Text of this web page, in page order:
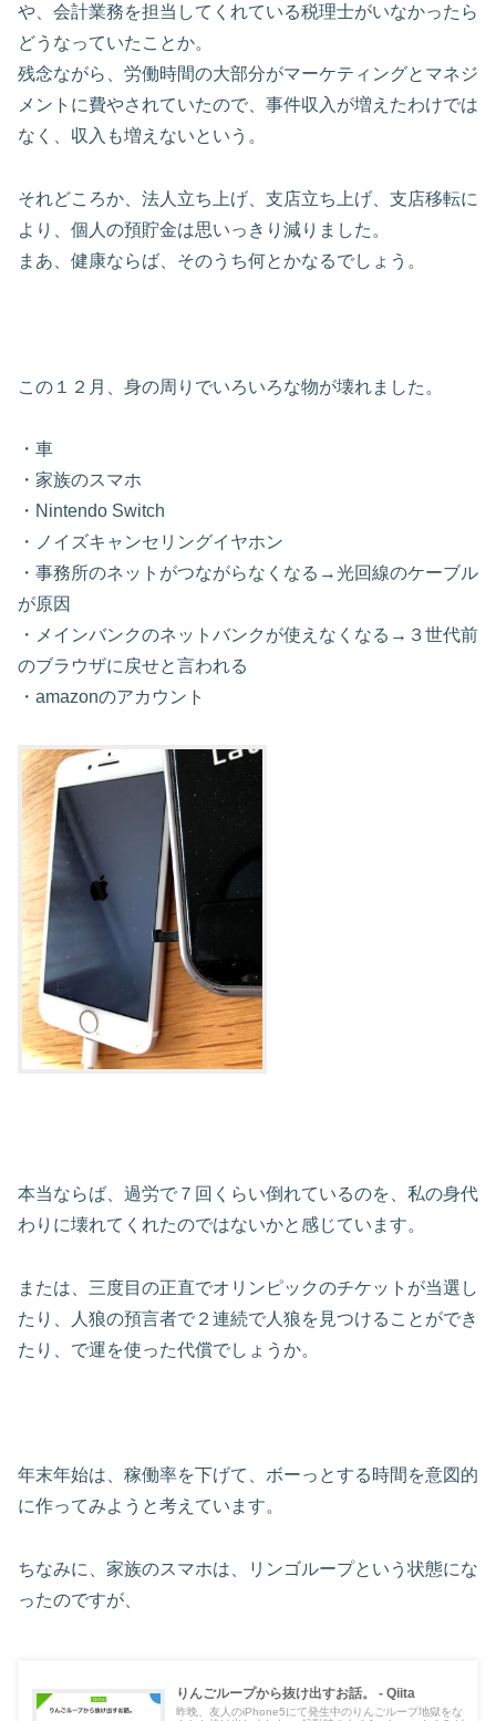
や、会計業務を担当してくれている税理士がいなかったら
どうなっていたことか。
残念ながら、労働時間の大部分がマーケティングとマネジ
メントに費やされていたので、事件収入が増えたわけでは
なく、収入も増えないという。
それどころか、法人立ち上げ、支店立ち上げ、支店移転に
より、個人の預貯金は思いっきり減りました。
まあ、健康ならば、そのうち何とかなるでしょう。
この１２月、身の周りでいろいろな物が壊れました。
・車
・家族のスマホ
・Nintendo Switch
・ノイズキャンセリングイヤホン
・事務所のネットがつながらなくなる→光回線のケーブル
が原因
・メインバンクのネットバンクが使えなくなる→３世代前
のブラウザに戻せと言われる
・amazonのアカウント
本当ならば、過労で７回くらい倒れているのを、私の身代
わりに壊れてくれたのではないかと感じています。
または、三度目の正直でオリンピックのチケットが当選し
たり、人狼の預言者で２連続で人狼を見つけることができ
たり、で運を使った代償でしょうか。
年末年始は、稼働率を下げて、ボーっとする時間を意図的
に作ってみようと考えています。
ちなみに、家族のスマホは、リンゴループという状態にな
ったのですが、
りんごループから抜け出すお話。 - Qiita
昨晩、友人のiPhone5にて発生中のりんごループ地獄をな